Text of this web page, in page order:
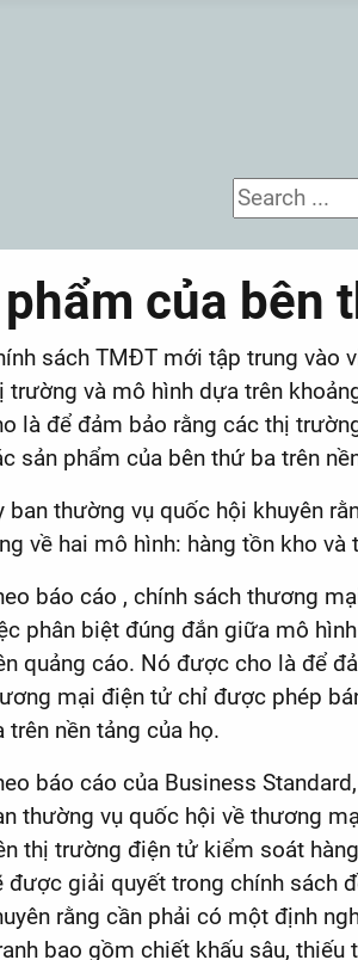
Search ...
của bên
sách TMĐT mới tập trung vào
trường và mô hình dựa trên
là để đảm bảo rằng các thị
sản phẩm của bên thứ ba trên
ban thường vụ quốc hội khuyên
về hai mô hình: hàng tồn kho và
báo cáo , chính sách thương
phân biệt đúng đắn giữa mô
quảng cáo. Nó được cho là để
mại điện tử chỉ được phép
trên nền tảng của họ.
báo cáo của Business
thường vụ quốc hội về thương
thị trường điện tử kiểm soát
được giải quyết trong chính sách
rằng cần phải có một định
bao gồm chiết khấu sâu, thiếu